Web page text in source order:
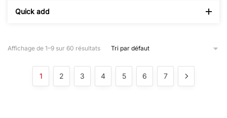
Quick add
Affichage de 1–9 sur 60 résultats
1 2 3 4 5 6 7